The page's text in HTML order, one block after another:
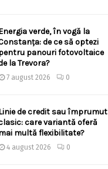
verde, în vogă la
de ce să optezi
panouri fotovoltaice
la Trevora?
7 august 2026 0
de credit sau împrumut
care variantă oferă
multă flexibilitate?
4 august 2026 0